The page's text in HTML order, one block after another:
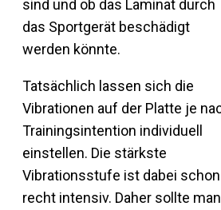
sind und ob das Laminat durch
das Sportgerät beschädigt
werden könnte.
Tatsächlich lassen sich die
Vibrationen auf der Platte je
Trainingsintention individuell
einstellen. Die stärkste
Vibrationsstufe ist dabei schon
recht intensiv. Daher sollte man